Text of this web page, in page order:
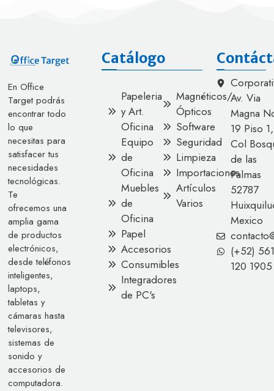
En Office
Target podrás
encontrar todo
lo que
necesitas para
satisfacer tus
necesidades
tecnológicas.
Te
ofrecemos una
amplia gama
de productos
electrónicos,
desde teléfonos
inteligentes,
laptops,
tabletas y
cámaras hasta
televisores,
sistemas de
sonido y
accesorios de
computadora.
Catálogo
Papeleria
y Art.
Oficina
Equipo
de
Oficina
Muebles
de
Oficina
Papel
Accesorios
Consumibles
Integradores
de PC's
Magnéticos/
Ópticos
Software
Seguridad
Limpieza
Importaciones
Artículos
Varios
Av. Via
Magna
19 Piso 1,
Col
de las
Palmas
52787
Mexico
(+52) 561
120 1905